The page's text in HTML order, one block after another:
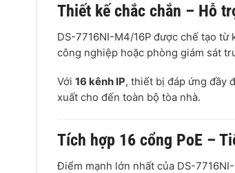
Thiết kế chắc chắn – Hỗ
DS-7716NI-M4/16P được chế tạo
công nghiệp hoặc phòng giám sát
Với 16 kênh IP, thiết bị đáp ứng đầy
xuất cho đến toàn bộ tòa nhà.
Tích hợp 16 cổng PoE –
Điểm mạnh lớn nhất của DS-